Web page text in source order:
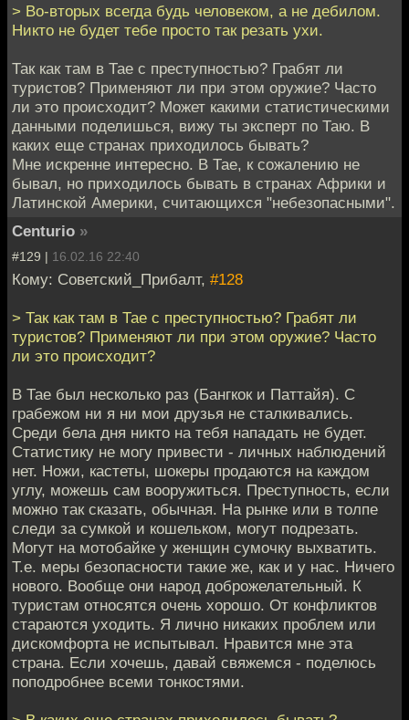
> Во-вторых всегда будь человеком, а не дебилом.
Никто не будет тебе просто так резать ухи.
Так как там в Тае с преступностью? Грабят ли
туристов? Применяют ли при этом оружие? Часто
ли это происходит? Может какими статистическими
данными поделишься, вижу ты эксперт по Таю. В
каких еще странах приходилось бывать?
Мне искренне интересно. В Тае, к сожалению не
бывал, но приходилось бывать в странах Африки и
Латинской Америки, считающихся "небезопасными".
Centurio »
#129 | 16.02.16 22:40
Кому: Советский_Прибалт, #128
> Так как там в Тае с преступностью? Грабят ли
туристов? Применяют ли при этом оружие? Часто
ли это происходит?
В Тае был несколько раз (Бангкок и Паттайя). С
грабежом ни я ни мои друзья не сталкивались.
Среди бела дня никто на тебя нападать не будет.
Статистику не могу привести - личных наблюдений
нет. Ножи, кастеты, шокеры продаются на каждом
углу, можешь сам вооружиться. Преступность, если
можно так сказать, обычная. На рынке или в толпе
следи за сумкой и кошельком, могут подрезать.
Могут на мотобайке у женщин сумочку выхватить.
Т.е. меры безопасности такие же, как и у нас. Ничего
нового. Вообще они народ доброжелательный. К
туристам относятся очень хорошо. От конфликтов
стараются уходить. Я лично никаких проблем или
дискомфорта не испытывал. Нравится мне эта
страна. Если хочешь, давай свяжемся - поделюсь
поподробнее всеми тонкостями.